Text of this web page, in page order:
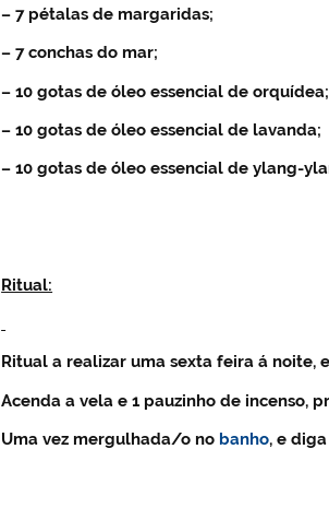
– 7 pétalas de margaridas;
– 7 conchas do mar;
– 10 gotas de óleo essencial de orquídea;
– 10 gotas de óleo essencial de lavanda;
– 10 gotas de óleo essencial de ylang-
Ritual:
Ritual a realizar uma sexta feira á noite,
Acenda a vela e 1 pauzinho de incenso,
Uma vez mergulhada/o no banho, e